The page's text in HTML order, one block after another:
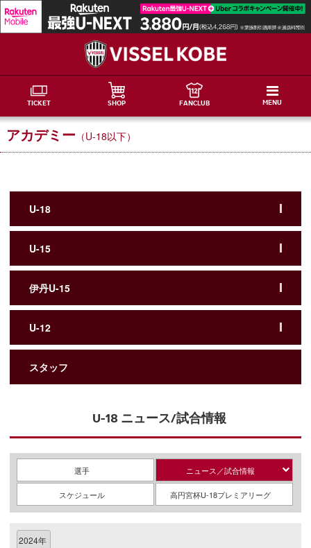
TICKET SHOP FANCLUB MENU
アカデミー （U-18以下）
U-18
U-15
伊丹U-15
U-12
スタッフ
U-18 ニュース/試合情報
選手 ニュース／試合情報
スケジュール 高円宮杯U-18プレミアリーグ